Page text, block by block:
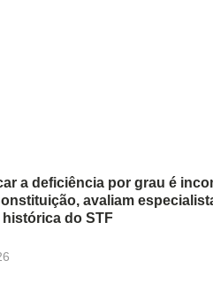
a deficiência por grau é
avaliam
do STF